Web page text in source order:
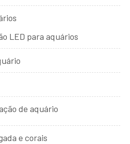
LED para aquários
de aquário
e corais